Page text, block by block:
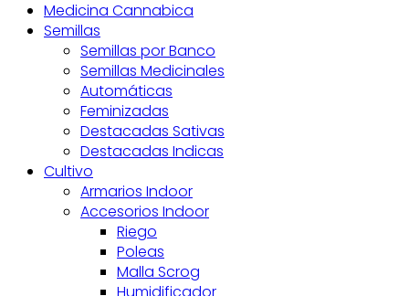
Medicina Cannabica
Semillas
Semillas por Banco
Semillas Medicinales
Automáticas
Feminizadas
Destacadas Sativas
Destacadas Indicas
Cultivo
Armarios Indoor
Accesorios Indoor
Riego
Poleas
Malla Scrog